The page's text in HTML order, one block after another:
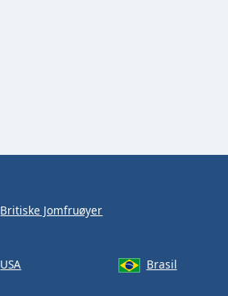
Britiske Jomfruøyer
USA Brasil